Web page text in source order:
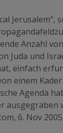
Jerusalem“,
Anzahl
Juda und
einfach
einem
Agenda
6. Nov